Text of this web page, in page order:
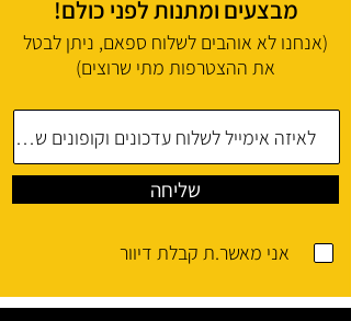
מבצעים ומתנות לפני כולם!
(אנחנו לא אוהבים לשלוח ספאם, ניתן לבטל
את ההצטרפות מתי שרוצים)
שליחה
אני מאשר.ת קבלת דיוור